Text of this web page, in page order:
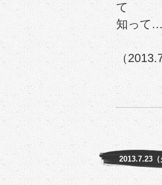
て
知って
（
2013.7.23（